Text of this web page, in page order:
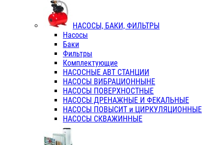
НАСОСЫ, БАКИ, ФИЛЬТРЫ
Насосы
Баки
Фильтры
Комплектующие
НАСОСНЫЕ АВТ СТАНЦИИ
НАСОСЫ ВИБРАЦИОННЫНЕ
НАСОСЫ ПОВЕРХНОСТНЫЕ
НАСОСЫ ДРЕНАЖНЫЕ И ФЕКАЛЬНЫЕ
НАСОСЫ ПОВЫСИТ и ЦИРКУЛЯЦИОННЫЕ
НАСОСЫ СКВАЖИННЫЕ